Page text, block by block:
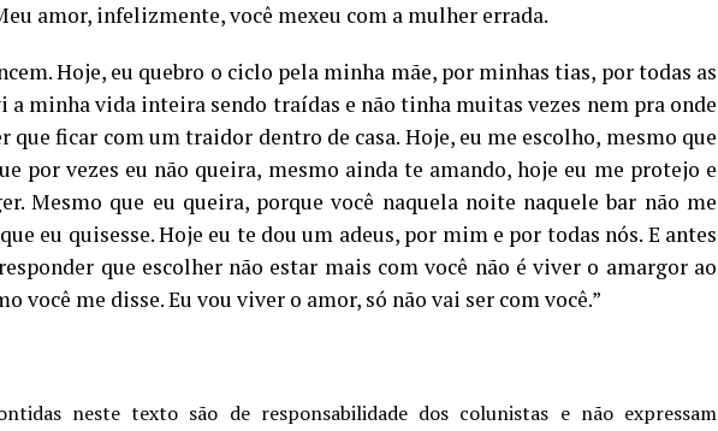
amor, infelizmente, você mexeu com a mulher errada.
Hoje, eu quebro o ciclo pela minha mãe, por minhas tias, por todas as
a minha vida inteira sendo traídas e não tinha muitas vezes nem pra onde
que ficar com um traidor dentro de casa. Hoje, eu me escolho, mesmo que
por vezes eu não queira, mesmo ainda te amando, hoje eu me protejo e
Mesmo que eu queira, porque você naquela noite naquele bar não me
eu quisesse. Hoje eu te dou um adeus, por mim e por todas nós. E antes
que escolher não estar mais com você não é viver o amargor ao
você me disse. Eu vou viver o amor, só não vai ser com você.”
neste texto são de responsabilidade dos colunistas e não expressam